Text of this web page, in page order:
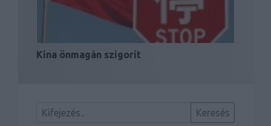
Kína önmagán szigorít